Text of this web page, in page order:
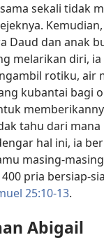
sekali tidak
Daud dan anak
melarikan diri,
rotiku, air
kubantai bagi
tahu dari mana
hal ini, ia
masing-
pria bersiap-
25:10-13.
Abigail